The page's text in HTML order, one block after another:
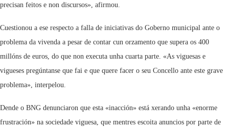
precisan feitos e non discursos», afirmou.
Cuestionou a ese respecto a falla de iniciativas do Goberno municipal ante o
problema da vivenda a pesar de contar cun orzamento que supera os 400
millóns de euros, do que non executa unha cuarta parte. «As viguesas e
vigueses pregúntanse que fai e que quere facer o seu Concello ante este grave
problema», interpelou.
Dende o BNG denunciaron que esta «inacción» está xerando unha «enorme
frustración» na sociedade viguesa, que mentres escoita anuncios por parte de